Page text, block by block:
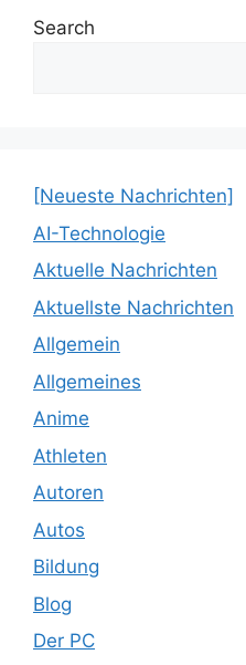
Search
[Neueste Nachrichten]
AI-Technologie
Aktuelle Nachrichten
Aktuellste Nachrichten
Allgemein
Allgemeines
Anime
Athleten
Autoren
Autos
Bildung
Blog
Der PC